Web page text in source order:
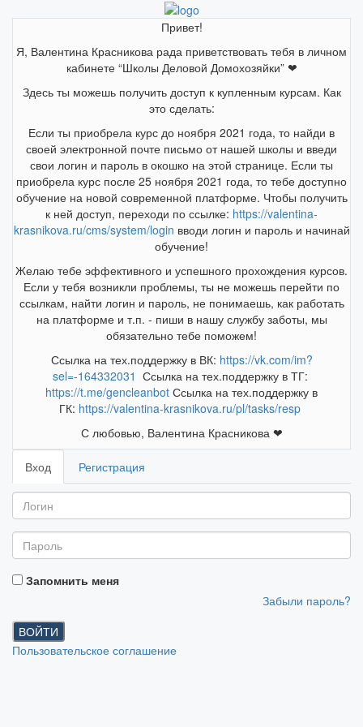
Привет!
Я, Валентина Красникова рада приветствовать тебя в личном
кабинете “Школы Деловой Домохозяйки” ❤
Здесь ты можешь получить доступ к купленным курсам. Как
это сделать:
Если ты приобрела курс до ноября 2021 года, то найди в
своей электронной почте письмо от нашей школы и введи
свои логин и пароль в окошко на этой странице. Если ты
приобрела курс после 25 ноября 2021 года, то тебе доступно
обучение на новой современной платформе. Чтобы получить
к ней доступ, переходи по ссылке: https://valentina-
krasnikova.ru/cms/system/login вводи логин и пароль и начинай
обучение!
Желаю тебе эффективного и успешного прохождения курсов.
Если у тебя возникли проблемы, ты не можешь перейти по
ссылкам, найти логин и пароль, не понимаешь, как работать
на платформе и т.п. - пиши в нашу службу заботы, мы
обязательно тебе поможем!
Ссылка на тех.поддержку в ВК: https://vk.com/im?
sel=-164332031 Ссылка на тех.поддержку в ТГ:
https://t.me/gencleanbot Ссылка на тех.поддержку в
ГК: https://valentina-krasnikova.ru/pl/tasks/resp
С любовью, Валентина Красникова ❤
Вход Регистрация
Запомнить меня
Забыли пароль?
ВОЙТИ
Пользовательское соглашение